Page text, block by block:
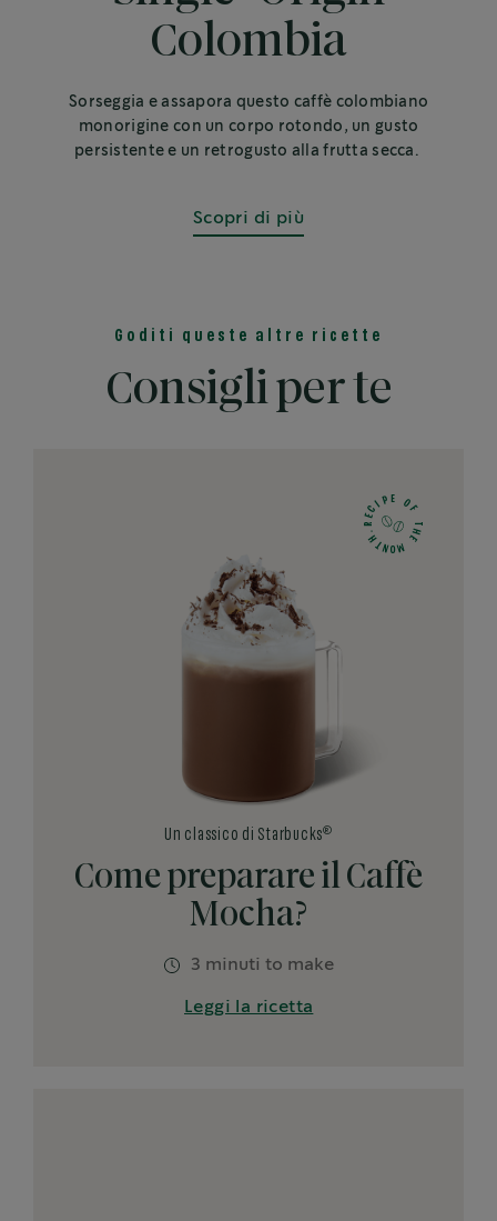
Colombia
Sorseggia e assapora questo caffè colombiano
monorigine con un corpo rotondo, un gusto
persistente e un retrogusto alla frutta secca.
Scopri di più
Goditi queste altre ricette
Consigli per te
R
E
CIP E OF
T
H
E
M
O
N
T
H
.
Come preparare il Caffè
Mocha?
Un classico di Starbucks®
3 minuti to make
Leggi la ricetta